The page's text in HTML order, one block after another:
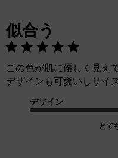
似合う
この色が肌に優しく見え
デザインも可愛いしサイ
デザイン
とて